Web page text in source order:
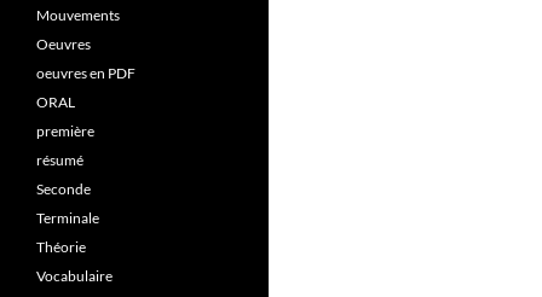
Mouvements
Oeuvres
oeuvres en PDF
ORAL
première
résumé
Seconde
Terminale
Théorie
Vocabulaire